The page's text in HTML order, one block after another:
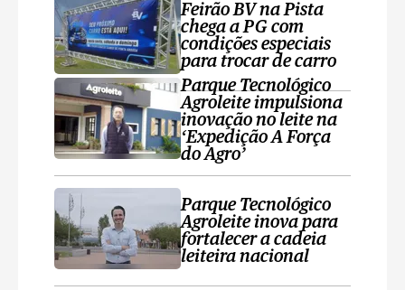
Feirão BV na Pista
chega a PG com
condições especiais
para trocar de carro
Parque Tecnológico
Agroleite impulsiona
inovação no leite na
‘Expedição A Força
do Agro’
Parque Tecnológico
Agroleite inova para
fortalecer a cadeia
leiteira nacional